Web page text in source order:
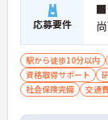
応募要件
■
駅から徒歩10分以内
資格取得サポート
社会保険完備
交通